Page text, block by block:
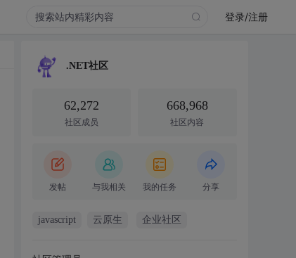
登录/注册
.NET社区
62,272
社区成员
668,968
社区内容
发帖 与我相关 我的任务 分享
javascript 云原生 企业社区